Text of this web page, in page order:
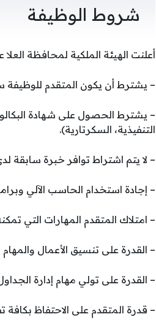
شروط الوظيفة
أعلنت الهيئة الملكية لمحافظة
– يشترط أن يكون المتقدم
– يشترط الحصول على شهادة
التنفيذية، السكرتارية).
– لا يتم اشتراط توافر خبرة سابقة
– إجادة استخدام الحاسب الآلي
– امتلاك المتقدم المهارات التي
– القدرة على تنسيق الأعمال
– القدرة على تولي مهام إدارة
– قدرة المتقدم على الاحتفاظ